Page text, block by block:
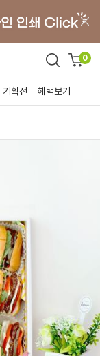
0
기획전 혜택보기